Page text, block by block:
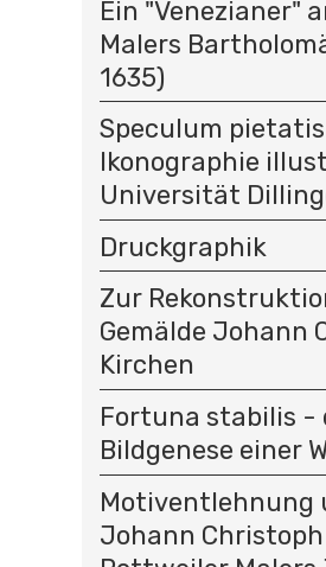
Ein "Venezianer"
Malers
1635)
Speculum
Ikonographie
Universität
Druckgraphik
Zur
Gemälde Johann
Kirchen
Fortuna stabilis -
Bildgenese einer
Motiventlehnung
Johann